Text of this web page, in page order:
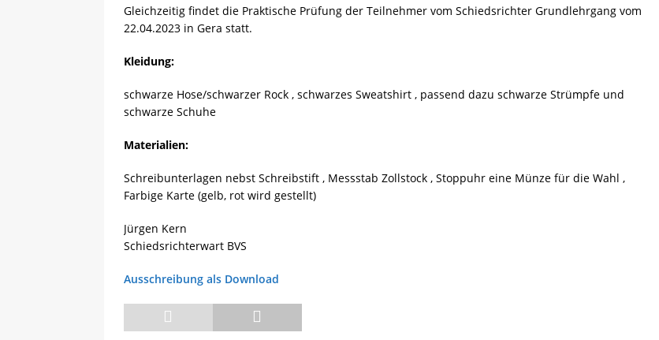
Gleichzeitig findet die Praktische Prüfung der Teilnehmer vom Schiedsrichter Grundlehrgang vom
22.04.2023 in Gera statt.
Kleidung:
schwarze Hose/schwarzer Rock , schwarzes Sweatshirt , passend dazu schwarze Strümpfe und
schwarze Schuhe
Materialien:
Schreibunterlagen nebst Schreibstift , Messstab Zollstock , Stoppuhr eine Münze für die Wahl ,
Farbige Karte (gelb, rot wird gestellt)
Jürgen Kern
Schiedsrichterwart BVS
Ausschreibung als Download